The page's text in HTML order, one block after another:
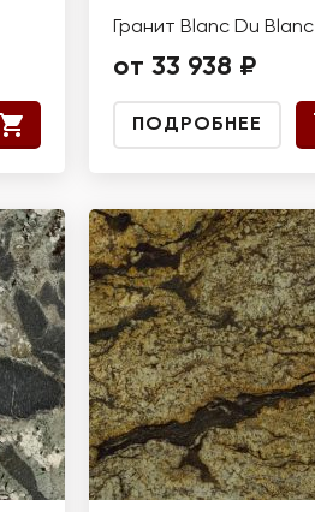
Гранит Blanc Du Blanc
от 33 938 ₽
ПОДРОБНЕЕ